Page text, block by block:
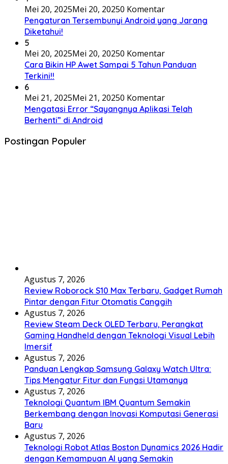
Mei 20, 2025Mei 20, 20250 Komentar
Pengaturan Tersembunyi Android yang Jarang
Diketahui!
5
Mei 20, 2025Mei 20, 20250 Komentar
Cara Bikin HP Awet Sampai 5 Tahun Panduan
Terkini!!
6
Mei 21, 2025Mei 21, 20250 Komentar
Mengatasi Error “Sayangnya Aplikasi Telah
Berhenti” di Android
Postingan Populer
Agustus 7, 2026
Review Roborock S10 Max Terbaru, Gadget Rumah
Pintar dengan Fitur Otomatis Canggih
Agustus 7, 2026
Review Steam Deck OLED Terbaru, Perangkat
Gaming Handheld dengan Teknologi Visual Lebih
Imersif
Agustus 7, 2026
Panduan Lengkap Samsung Galaxy Watch Ultra:
Tips Mengatur Fitur dan Fungsi Utamanya
Agustus 7, 2026
Teknologi Quantum IBM Quantum Semakin
Berkembang dengan Inovasi Komputasi Generasi
Baru
Agustus 7, 2026
Teknologi Robot Atlas Boston Dynamics 2026 Hadir
dengan Kemampuan AI yang Semakin